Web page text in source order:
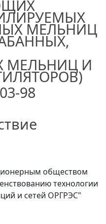
МЕЛЬНИЦ
МЕЛЬНИЦ И
98
обществом
технологии
и сетей ОРГРЭС"